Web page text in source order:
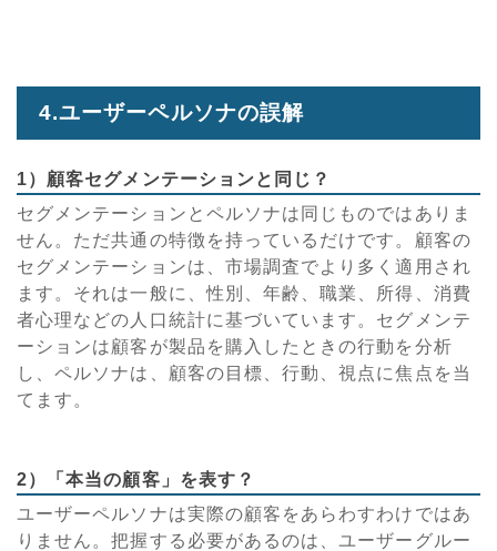
4.ユーザーペルソナの誤解
1）顧客セグメンテーションと同じ？
セグメンテーションとペルソナは同じものではありま
せん。ただ共通の特徴を持っているだけです。顧客の
セグメンテーションは、市場調査でより多く適用され
ます。それは一般に、性別、年齢、職業、所得、消費
者心理などの人口統計に基づいています。セグメンテ
ーションは顧客が製品を購入したときの行動を分析
し、ペルソナは、顧客の目標、行動、視点に焦点を当
てます。
2）「本当の顧客」を表す？
ユーザーペルソナは実際の顧客をあらわすわけではあ
りません。把握する必要があるのは、ユーザーグルー